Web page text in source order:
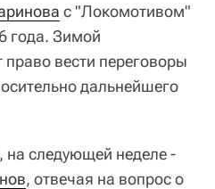
с "Локомотивом"
года. Зимой
вести переговоры
дальнейшего
на следующей неделе -
, отвечая на вопрос о